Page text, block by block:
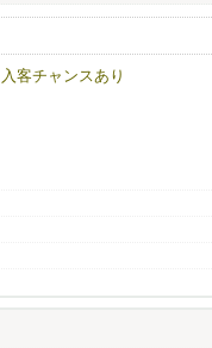
客チャンスあり
しています。